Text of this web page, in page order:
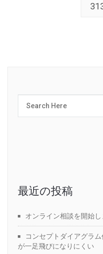
最近の投稿
オンライン相談を開始し
コンセプトダイアグラ
が一足飛びになりにくい